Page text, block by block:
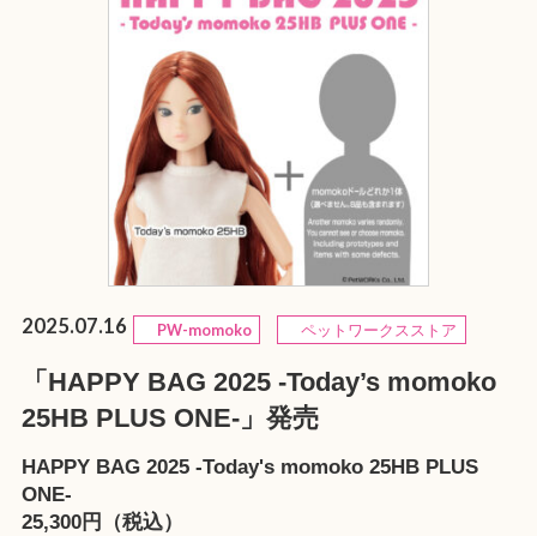
2025.07.16 PW-momoko ペットワークスストア
「HAPPY BAG 2025 -Today’s momoko
25HB PLUS ONE-」発売
HAPPY BAG 2025 -Today's momoko 25HB PLUS
ONE-
25,300円（税込）